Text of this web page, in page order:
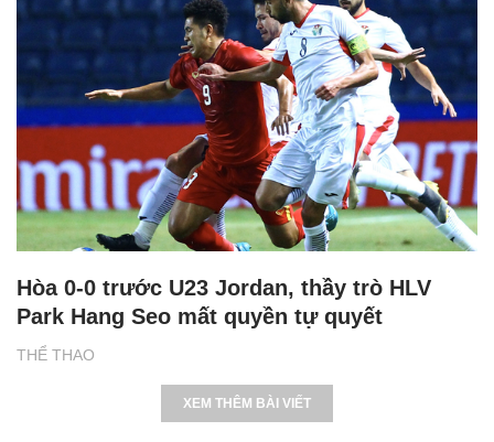
THỂ THAO
Hòa 0-0 trước U23 Jordan, thầy trò HLV
Park Hang Seo mất quyền tự quyết
XEM THÊM BÀI VIẾT